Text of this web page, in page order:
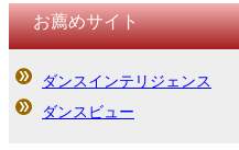
お薦めサイト
ダンスインテリジェンス
ダンスビュー